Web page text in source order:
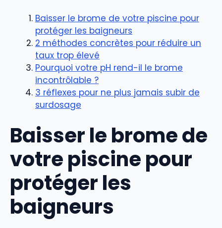
Baisser le brome de votre piscine pour
protéger les baigneurs
2 méthodes concrètes pour réduire un
taux trop élevé
Pourquoi votre pH rend-il le brome
incontrôlable ?
3 réflexes pour ne plus jamais subir de
surdosage
Baisser le brome de
votre piscine pour
protéger les
baigneurs